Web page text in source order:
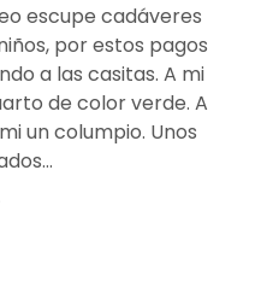
escupe cadáveres
por estos pagos
a las casitas. A mi
de color verde. A
un columpio. Unos